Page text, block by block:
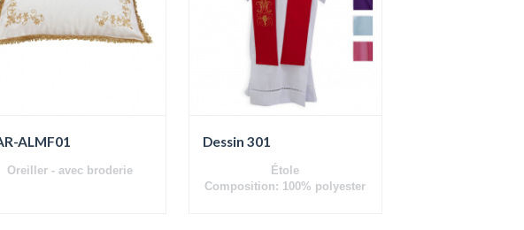
ALMF01
Oreiller - avec broderie
Dessin 301
Étole
Composition: 100% polyester